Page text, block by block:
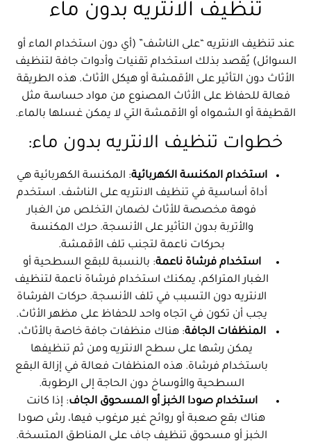
تنظيف الانتريه بدون ماء
عند تنظيف الانتريه “على الناشف” (أي دون استخدام الماء أو
السوائل) يُقصد بذلك استخدام تقنيات وأدوات جافة لتنظيف
الأثاث دون التأثير على الأقمشة أو هيكل الأثاث. هذه الطريقة
فعالة للحفاظ على الأثاث المصنوع من مواد حساسة مثل
القطيفة أو الشمواه أو الأقمشة التي لا يمكن غسلها بالماء.
خطوات تنظيف الانتريه بدون ماء:
استخدام المكنسة الكهربائية: المكنسة الكهربائية هي
أداة أساسية في تنظيف الانتريه على الناشف. استخدم
فوهة مخصصة للأثاث لضمان التخلص من الغبار
والأتربة بدون التأثير على الأنسجة. حرك المكنسة
بحركات ناعمة لتجنب تلف الأقمشة.
استخدام فرشاة ناعمة: بالنسبة للبقع السطحية أو
الغبار المتراكم، يمكنك استخدام فرشاة ناعمة لتنظيف
الانتريه دون التسبب في تلف الأنسجة. حركات الفرشاة
يجب أن تكون في اتجاه واحد للحفاظ على مظهر الأثاث.
المنظفات الجافة: هناك منظفات جافة خاصة بالأثاث،
يمكن رشها على سطح الانتريه ومن ثم تنظيفها
باستخدام فرشاة. هذه المنظفات فعالة في إزالة البقع
السطحية والأوساخ دون الحاجة إلى الرطوبة.
استخدام صودا الخبز أو المسحوق الجاف: إذا كانت
هناك بقع صعبة أو روائح غير مرغوب فيها، رش صودا
الخبز أو مسحوق تنظيف جاف على المناطق المتسخة.